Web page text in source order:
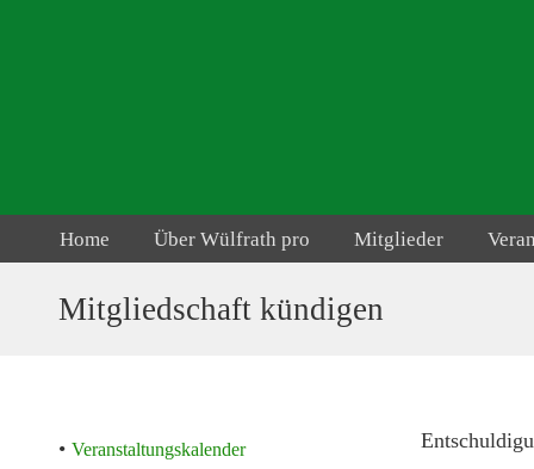
Home Über Wülfrath pro Mitglieder
Mitgliedschaft kündigen
•Veranstaltungskalender